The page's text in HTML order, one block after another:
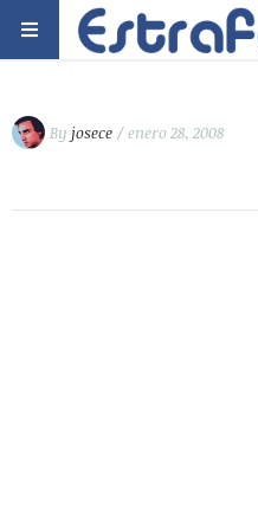
By josece / enero 28, 2008